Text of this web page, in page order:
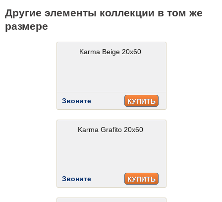
Другие элементы коллекции в том же
размере
Karma Beige 20x60
Звоните КУПИТЬ
Karma Grafito 20x60
Звоните КУПИТЬ